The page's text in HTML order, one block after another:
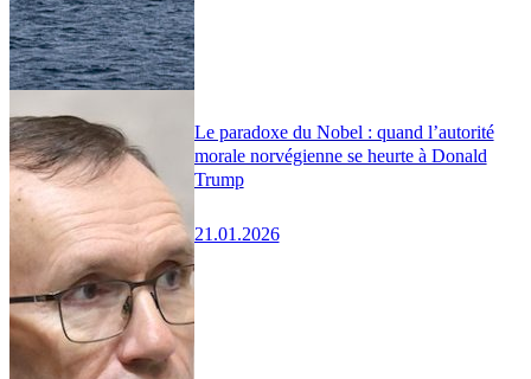
Le paradoxe du Nobel : quand l’autorité
morale norvégienne se heurte à Donald
Trump
21.01.2026